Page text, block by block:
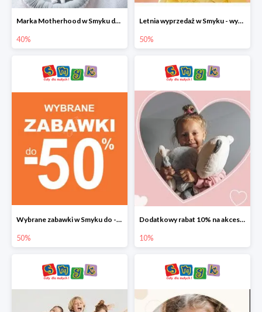
Marka Motherhood w Smyku do -40%
40%
Letnia wyprzedaż w Smyku - wybrane ubrania i buty do -50%
50%
Wybrane zabawki w Smyku do -50%
50%
Dodatkowy rabat 10% na akcesoria dziecięce
10%